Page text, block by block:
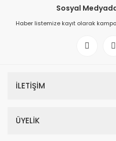
Sosyal
Haber listemize kayıt olarak
İLETİŞİM
ÜYELİK